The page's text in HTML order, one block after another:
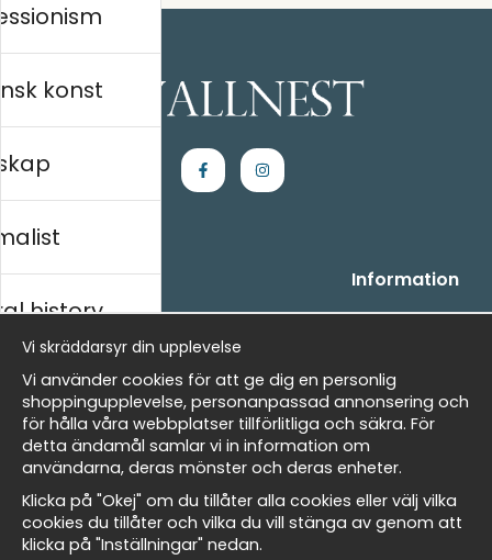
Handla
- Frågor? Vi hjälper dig gärna.
- När du handlar hos oss
- Returer och återbetalningar
- Leverans - enkelt, snabbt &amp; gratis
- Cookies på Wallnest
- Här hittar du dina sparade favoriter
Information
Vi är Wallnest
Nyhetsbrev
Få våra bästa erbjudanden och nyheter!
konst
history
Vi skräddarsyr din upplevelse
Vi använder cookies för att ge dig en personlig
shoppingupplevelse, personanpassad annonsering och
för hålla våra webbplatser tillförlitliga och säkra. För
detta ändamål samlar vi in information om
användarna, deras mönster och deras enheter.
Klicka på "Okej" om du tillåter alla cookies eller välj vilka
cookies du tillåter och vilka du vill stänga av genom att
klicka på "Inställningar" nedan.